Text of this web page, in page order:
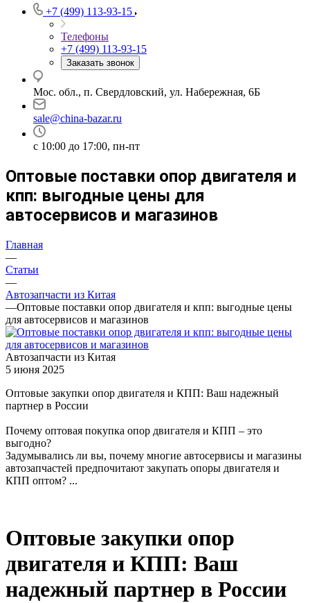
+7 (499) 113-93-15
Телефоны
+7 (499) 113-93-15
Заказать звонок
Мос. обл., п. Свердловский, ул. Набережная, 6Б
sale@china-bazar.ru
c 10:00 до 17:00, пн-пт
Оптовые поставки опор двигателя и
кпп: выгодные цены для
автосервисов и магазинов
Главная
—
Статьи
—
Автозапчасти из Китая
—Оптовые поставки опор двигателя и кпп: выгодные цены
для автосервисов и магазинов
Автозапчасти из Китая
5 июня 2025
Оптовые закупки опор двигателя и КПП: Ваш надежный
партнер в России
Почему оптовая покупка опор двигателя и КПП – это
выгодно?
Задумывались ли вы, почему многие автосервисы и магазины
автозапчастей предпочитают закупать опоры двигателя и
КПП оптом? ...
Оптовые закупки опор
двигателя и КПП: Ваш
надежный партнер в России